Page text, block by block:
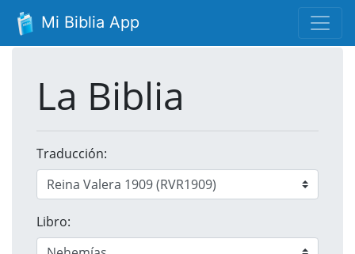
Mi Biblia App
La Biblia
Traducción:
Libro: